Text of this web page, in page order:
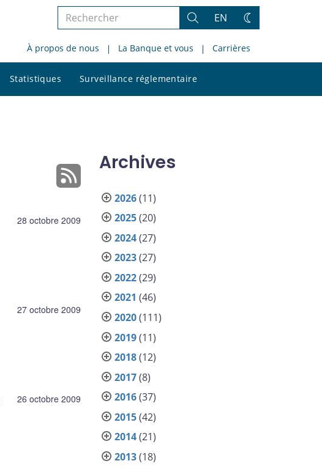
Rechercher
le
site
Rechercher
EN
Changez
thème
À propos de nous La Banque et vous Carrières
Statistiques Surveillance réglementaire
le
28 octobre 2009
27 octobre 2009
26 octobre 2009
Archives
2026(11)
2025(20)
2024(27)
2023(27)
2022(29)
2021 (46)
2020(111)
2019(11)
2018(12)
2017(8)
2016(37)
2015(42)
2014(21)
2013(18)